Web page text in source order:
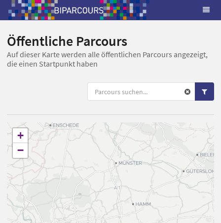
Öffentliche Parcours
Auf dieser Karte werden alle öffentlichen Parcours angezeigt,
die einen Startpunkt haben
+
−